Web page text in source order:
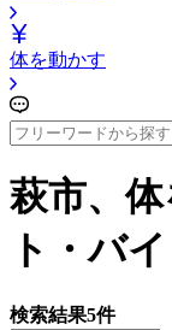
体を動かす
萩市、
ト・バ
検索結果5件